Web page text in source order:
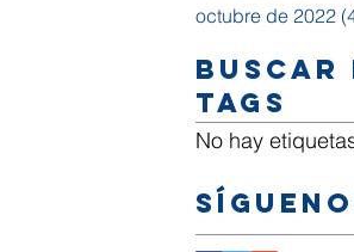
octubre de 2022
Buscar
tags
No hay